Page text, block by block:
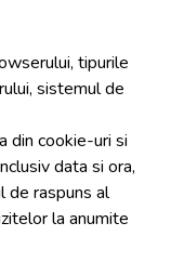
tipurile
sistemul de
din cookie-uri si
data si ora,
de raspuns al
la anumite